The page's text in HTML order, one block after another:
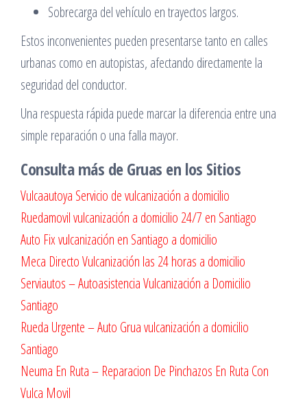
Sobrecarga del vehículo en trayectos largos.
Estos inconvenientes pueden presentarse tanto en calles
urbanas como en autopistas, afectando directamente la
seguridad del conductor.
Una respuesta rápida puede marcar la diferencia entre una
simple reparación o una falla mayor.
Consulta más de Gruas en los Sitios
Vulcaautoya Servicio de vulcanización a domicilio
Ruedamovil vulcanización a domicilio 24/7 en Santiago
Auto Fix vulcanización en Santiago a domicilio
Meca Directo Vulcanización las 24 horas a domicilio
Serviautos – Autoasistencia Vulcanización a Domicilio
Santiago
Rueda Urgente – Auto Grua vulcanización a domicilio
Santiago
Neuma En Ruta – Reparacion De Pinchazos En Ruta Con
Vulca Movil